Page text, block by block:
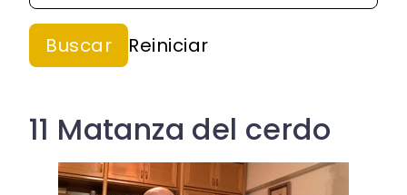
11 Matanza del cerdo